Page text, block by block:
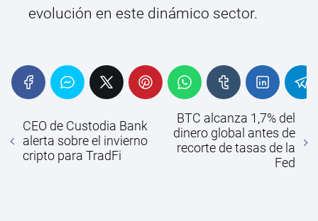
evolución en este dinámico sector.
CEO de Custodia Bank
alerta sobre el invierno
cripto para TradFi
BTC alcanza 1,7% del
dinero global antes de
recorte de tasas de la
Fed